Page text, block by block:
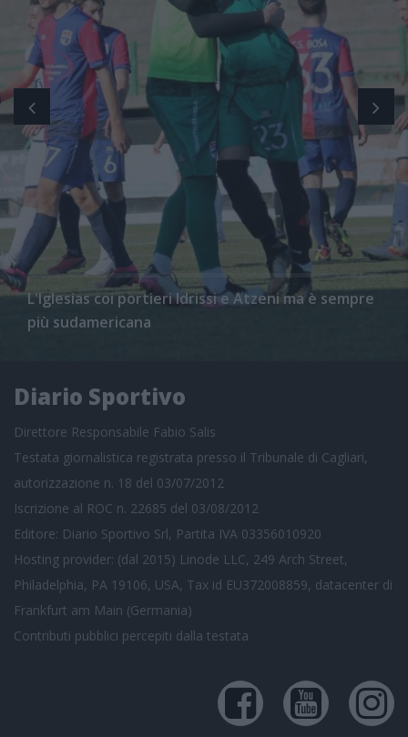
L'Iglesias coi portieri Idrissi e Atzeni ma è sempre
più sudamericana
Diario Sportivo
Direttore Responsabile Fabio Salis
Testata giornalistica registrata presso il Tribunale di Cagliari,
autorizzazione n. 18 del 03/07/2012
Iscrizione al ROC n. 22685 del 03/08/2012
Editore: Diario Sportivo Srl, Partita IVA 03356010920
Hosting provider: (dal 2015) Linode LLC, 249 Arch Street,
Philadelphia, PA 19106, USA, Tax id EU372008859, datacenter di
Frankfurt am Main (Germania)
Contributi pubblici percepiti dalla testata